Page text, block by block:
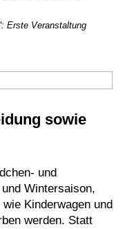
Erste Veranstaltung
sowie
und
Wintersaison,
Kinderwagen und
werden. Statt